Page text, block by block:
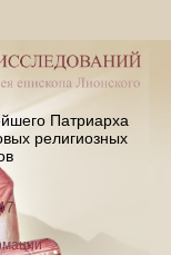
Патриарха
религиозных
47